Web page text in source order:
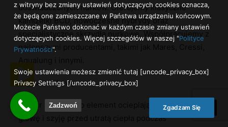
doświadczonych nurków. Oferujemy klasyczne
kamizelki BCD, nowoczesne hybrydy oraz
specjalistyczne skrzydła nurkowe. Współpracujemy z
najlepszymi producentami, takimi jak Mares, Cressi,
Aqualung i innymi.
Kaptur nurkowy
Kaptur nurkowy to element ocieplający, który chroni
głowę i szyję przed utratą ciepła podczas
Zadzwoń
z witryny bez zmiany ustawień dotyczących cookies oznacza,
że będą one zamieszczane w Państwa urządzeniu końcowym.
Możecie Państwo dokonać w każdym czasie zmiany ustawień
dotyczących cookies. Więcej szczegółów w naszej "Polityce
Prywatności".
Swoje ustawienia możesz zmienić tutaj [uncode_privacy_box]
Privacy Settings [/uncode_privacy_box]
Zgadzam Się